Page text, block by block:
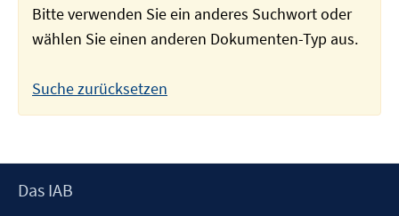
Bitte verwenden Sie ein anderes Suchwort oder
wählen Sie einen anderen Dokumenten-Typ aus.
Suche zurücksetzen
Footer
Das IAB